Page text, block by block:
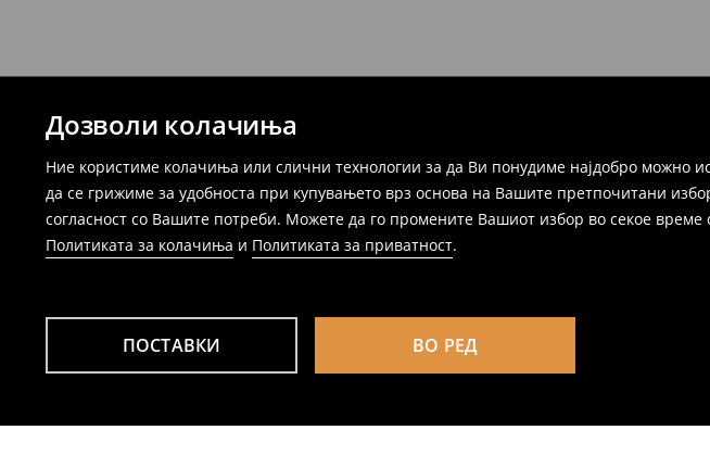
Дозволи колачиња
Ние користиме колачиња или слични технологии за да Ви понудиме најдобро можно
да се грижиме за удобноста при купувањето врз основа на Вашите претпочитани
согласност со Вашите потреби. Можете да го промените Вашиот избор во секое време
Политиката за колачиња и Политиката за приватност.
ПОСТАВКИ ВО РЕД